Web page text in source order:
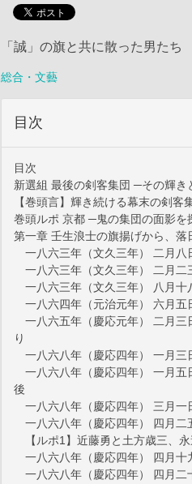
「誠」の旗と共に散った男たち
総合・文藝
目次
目次
新選組 最後の剣客集団 ─その輝き
【巻頭言】輝き続ける幕末の剣客
巻頭ルポ 京都 ─鬼の集団の面影を
第一章 壬生浪士の旗揚げから、落
一八六三年（文久三年） 二月八
一八六三年（文久三年） 二月二
一八六三年（文久三年） 八月十
一八六四年（元治元年） 六月五
一八六五年（慶応元年） 二月三
り
一八六八年（慶応四年） 一月三
一八六八年（慶応四年） 一月五
後
一八六八年（慶応四年） 三月一
一八六八年（慶応四年） 四月二
【ルポ1】近藤勇と土方歳三、
一八六八年（慶応四年） 四月十
一八六八年（慶応四年） 四月二